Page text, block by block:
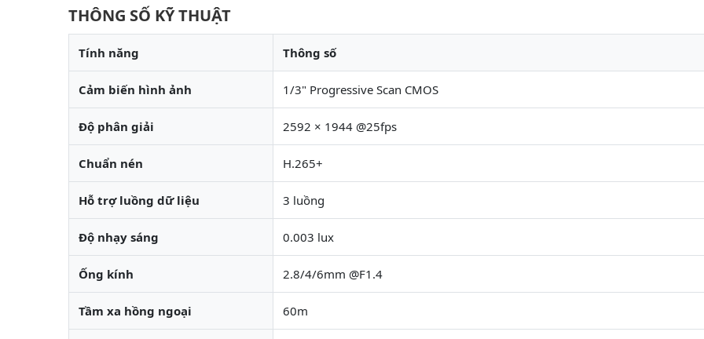
THÔNG SỐ KỸ THUẬT
Tính năng Thông số
Cảm biến hình ảnh 1/3" Progressive Scan CMOS
Độ phân giải 2592 × 1944 @25fps
Chuẩn nén H.265+
Hỗ trợ luồng dữ liệu 3 luồng
Độ nhạy sáng 0.003 lux
Ống kính 2.8/4/6mm @F1.4
Tầm xa hồng ngoại 60m